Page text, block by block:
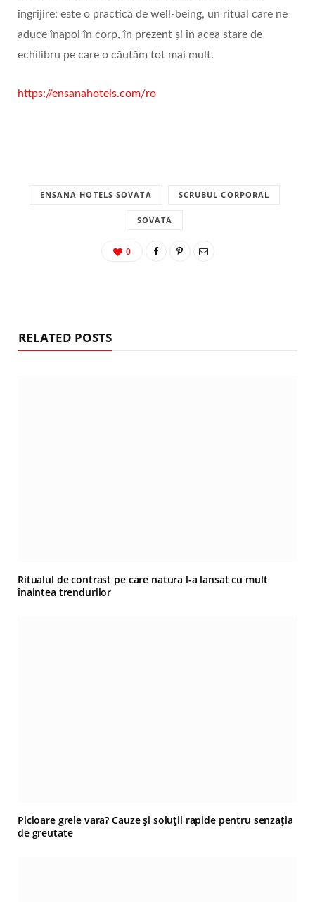
îngrijire: este o practică de well‑being, un ritual care ne
aduce înapoi în corp, în prezent și în acea stare de
echilibru pe care o căutăm tot mai mult.
https://ensanahotels.com/ro
ENSANA HOTELS SOVATA SCRUBUL CORPORAL
SOVATA
0
RELATED POSTS
Ritualul de contrast pe care natura l-a lansat cu mult
înaintea trendurilor
Picioare grele vara? Cauze și soluții rapide pentru senzația
de greutate